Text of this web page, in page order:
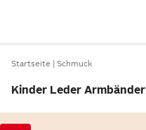
Startseite Schmuck
Kinder Leder Armbänder